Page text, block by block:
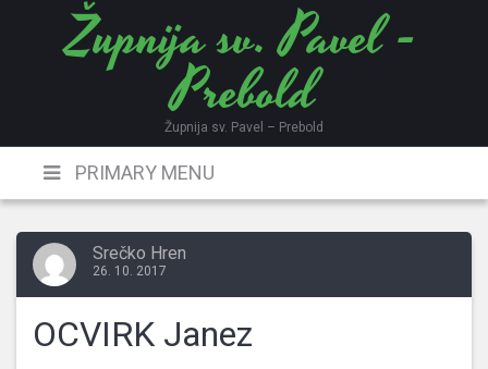
Župnija sv. Pavel -
Prebold
Župnija sv. Pavel – Prebold
PRIMARY MENU
Srečko Hren
26. 10. 2017
OCVIRK Janez